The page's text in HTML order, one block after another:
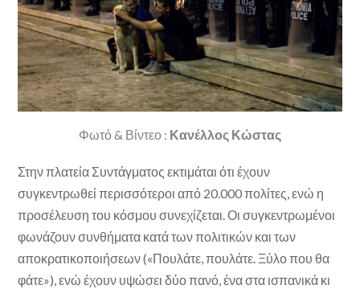
Φωτό & Βίντεο : Κανέλλος Κώστας
Στην πλατεία Συντάγματος εκτιμάται ότι έχουν
συγκεντρωθεί περισσότεροι από 20.000 πολίτες, ενώ η
προσέλευση του κόσμου συνεχίζεται. Οι συγκεντρωμένοι
φωνάζουν συνθήματα κατά των πολιτικών και των
αποκρατικοποιήσεων («Πουλάτε, πουλάτε. Ξύλο που θα
φάτε»), ενώ έχουν υψώσει δύο πανό, ένα στα ισπανικά κι